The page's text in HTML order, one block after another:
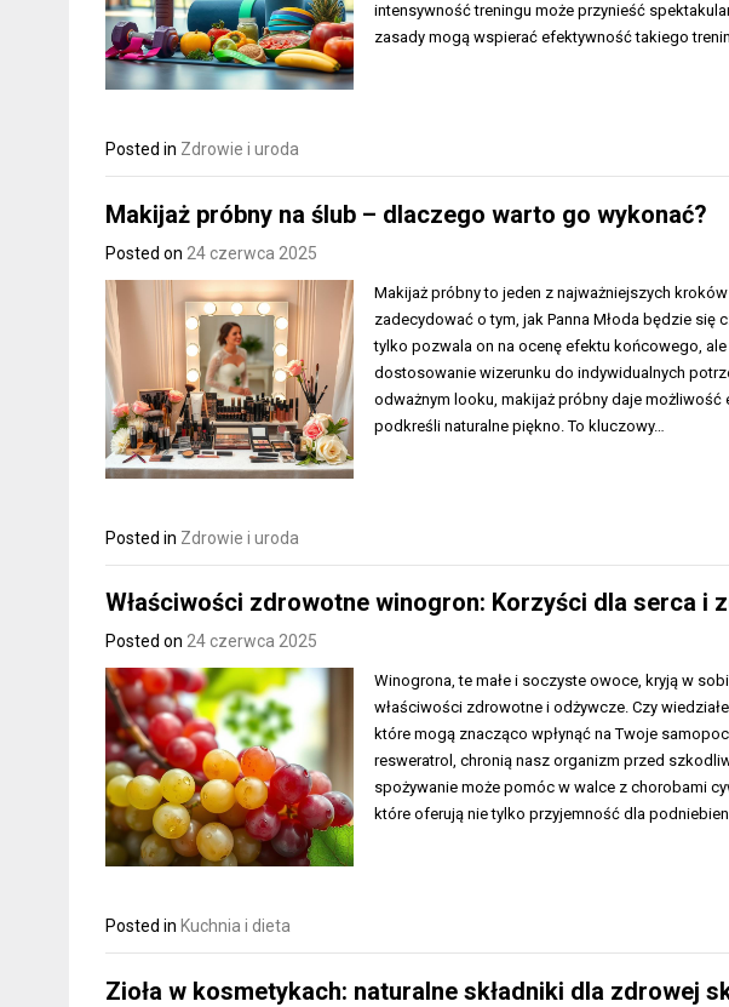
intensywność treningu może przynieść
zasady mogą wspierać efektywność takiego
Posted in Zdrowie i uroda
Makijaż próbny na ślub – dlaczego warto go wykonać?
Posted on 24 czerwca 2025
Makijaż próbny to jeden z najważniejszych
zadecydować o tym, jak Panna Młoda będzie się
tylko pozwala on na ocenę efektu końcowego,
dostosowanie wizerunku do indywidualnych
odważnym looku, makijaż próbny daje
podkreśli naturalne piękno. To kluczowy…
Posted in Zdrowie i uroda
Właściwości zdrowotne winogron: Korzyści dla serca i
Posted on 24 czerwca 2025
Winogrona, te małe i soczyste owoce, kryją w
właściwości zdrowotne i odżywcze. Czy
które mogą znacząco wpłynąć na Twoje
resweratrol, chronią nasz organizm przed
spożywanie może pomóc w walce z chorobami
które oferują nie tylko przyjemność dla
Posted in Kuchnia i dieta
Zioła w kosmetykach: naturalne składniki dla zdrowej